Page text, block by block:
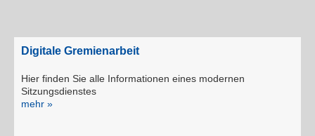
Digitale Gremienarbeit
Hier finden Sie alle Informationen eines modernen
Sitzungsdienstes
mehr »